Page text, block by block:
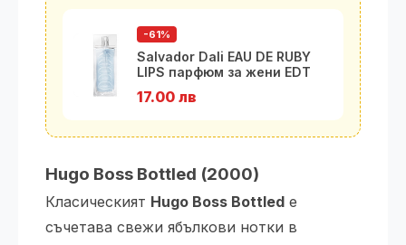
-61%
Salvador Dali EAU DE RUBY
LIPS парфюм за жени EDT
17.00 лв
Hugo Boss Bottled (2000)
Класическият Hugo Boss Bottled е
съчетава свежи ябълкови нотки в